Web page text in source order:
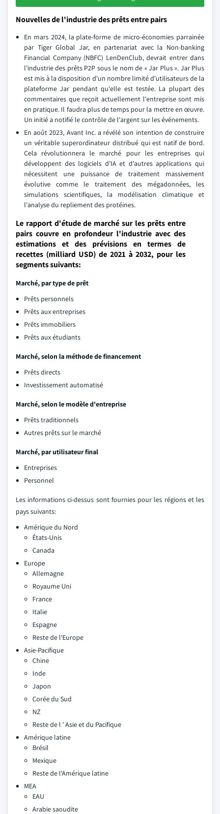
Nouvelles de l'industrie des prêts entre pairs
En mars 2024, la plate-forme de micro-économies parrainée
par Tiger Global Jar, en partenariat avec la Non-banking
Financial Company (NBFC) LenDenClub, devrait entrer dans
l'industrie des prêts P2P sous le nom de « Jar Plus ». Jar Plus
est mis à la disposition d'un nombre limité d'utilisateurs de la
plateforme Jar pendant qu'elle est testée. La plupart des
commentaires que reçoit actuellement l'entreprise sont mis
en pratique. Il faudra plus de temps pour la mettre en œuvre.
Un initié a notifié le contrôle de l'argent sur les événements.
En août 2023, Avant Inc. a révélé son intention de construire
un véritable superordinateur distribué qui est natif de bord.
Cela révolutionnera le marché pour les entreprises qui
développent des logiciels d'IA et d'autres applications qui
nécessitent une puissance de traitement massivement
évolutive comme le traitement des mégadonnées, les
simulations scientifiques, la modélisation climatique et
l'analyse du repliement des protéines.
Le rapport d'étude de marché sur les prêts entre
pairs couvre en profondeur l'industrie avec des
estimations et des prévisions en termes de
recettes (milliard USD) de 2021 à 2032, pour les
segments suivants:
Marché, par type de prêt
Prêts personnels
Prêts aux entreprises
Prêts immobiliers
Prêts aux étudiants
Marché, selon la méthode de financement
Prêts directs
Investissement automatisé
Marché, selon le modèle d'entreprise
Prêts traditionnels
Autres prêts sur le marché
Marché, par utilisateur final
Entreprises
Personnel
Les informations ci-dessus sont fournies pour les régions et les
pays suivants:
Amérique du Nord
États-Unis
Canada
Europe
Allemagne
Royaume Uni
France
Italie
Espagne
Reste de l'Europe
Asie-Pacifique
Chine
Inde
Japon
Corée du Sud
NZ
Reste de l ' Asie et du Pacifique
Amérique latine
Brésil
Mexique
Reste de l'Amérique latine
MEA
EAU
Arabie saoudite